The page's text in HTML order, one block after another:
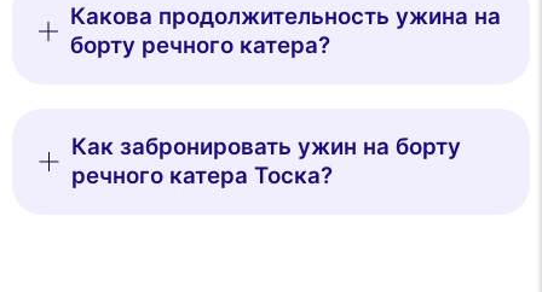
Какова продолжительность ужина на
борту речного катера?
Как забронировать ужин на борту
речного катера Тоска?